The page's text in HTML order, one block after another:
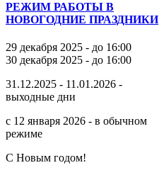
РЕЖИМ РАБОТЫ В
НОВОГОДНИЕ ПРАЗДНИКИ
29 декабря 2025 - до 16:00
30 декабря 2025 - до 16:00
31.12.2025 - 11.01.2026 -
выходные дни
с 12 января 2026 - в обычном
режиме
С Новым годом!